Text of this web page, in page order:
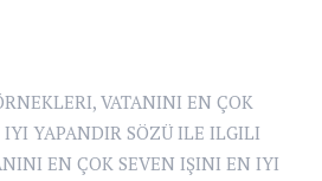
, VATANINI EN ÇOK
YAPANDIR SÖZÜ ILE ILGILI
EN ÇOK SEVEN IŞINI EN IYI